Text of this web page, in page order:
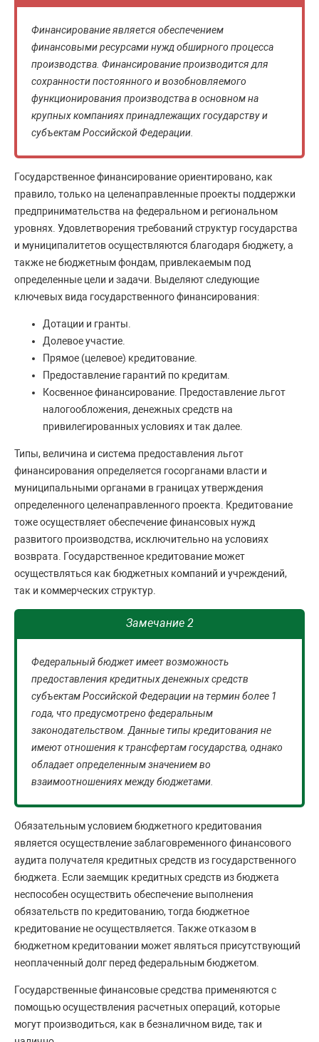
Финансирование является обеспечением
финансовыми ресурсами нужд обширного процесса
производства. Финансирование производится для
сохранности постоянного и возобновляемого
функционирования производства в основном на
крупных компаниях принадлежащих государству и
субъектам Российской Федерации.
Государственное финансирование ориентировано, как
правило, только на целенаправленные проекты поддержки
предпринимательства на федеральном и региональном
уровнях. Удовлетворения требований структур государства
и муниципалитетов осуществляются благодаря бюджету, а
также не бюджетным фондам, привлекаемым под
определенные цели и задачи. Выделяют следующие
ключевых вида государственного финансирования:
Дотации и гранты.
Долевое участие.
Прямое (целевое) кредитование.
Предоставление гарантий по кредитам.
Косвенное финансирование. Предоставление льгот
налогообложения, денежных средств на
привилегированных условиях и так далее.
Типы, величина и система предоставления льгот
финансирования определяется госорганами власти и
муниципальными органами в границах утверждения
определенного целенаправленного проекта. Кредитование
тоже осуществляет обеспечение финансовых нужд
развитого производства, исключительно на условиях
возврата. Государственное кредитование может
осуществляться как бюджетных компаний и учреждений,
так и коммерческих структур.
Замечание 2
Федеральный бюджет имеет возможность
предоставления кредитных денежных средств
субъектам Российской Федерации на термин более 1
года, что предусмотрено федеральным
законодательством. Данные типы кредитования не
имеют отношения к трансфертам государства, однако
обладает определенным значением во
взаимоотношениях между бюджетами.
Обязательным условием бюджетного кредитования
является осуществление заблаговременного финансового
аудита получателя кредитных средств из государственного
бюджета. Если заемщик кредитных средств из бюджета
неспособен осуществить обеспечение выполнения
обязательств по кредитованию, тогда бюджетное
кредитование не осуществляется. Также отказом в
бюджетном кредитовании может являться присутствующий
неоплаченный долг перед федеральным бюджетом.
Государственные финансовые средства применяются с
помощью осуществления расчетных операций, которые
могут производиться, как в безналичном виде, так и